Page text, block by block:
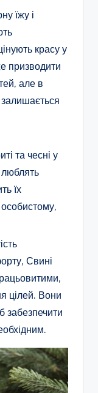
їжу і
красу у
призводити
але в
залишається
та чесні у
люблять
їх
Свині
цілей. Вони
забезпечити